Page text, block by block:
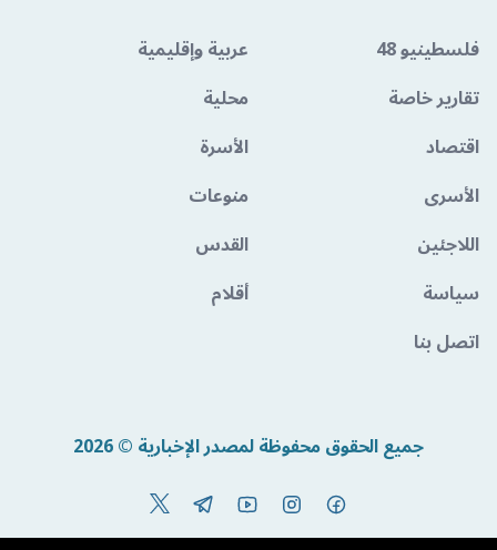
فلسطينيو 48
عربية وإقليمية
تقارير خاصة
محلية
اقتصاد
الأسرة
الأسرى
منوعات
اللاجئين
القدس
سياسة
أقلام
اتصل بنا
جميع الحقوق محفوظة لمصدر الإخبارية © 2026